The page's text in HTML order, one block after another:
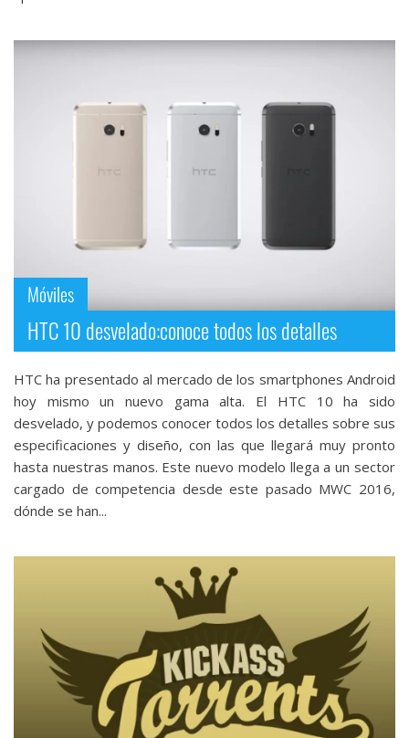
Móviles
HTC 10 desvelado:conoce todos los detalles
HTC ha presentado al mercado de los smartphones Android
hoy mismo un nuevo gama alta. El HTC 10 ha sido
desvelado, y podemos conocer todos los detalles sobre sus
especificaciones y diseño, con las que llegará muy pronto
hasta nuestras manos. Este nuevo modelo llega a un sector
cargado de competencia desde este pasado MWC 2016,
dónde se han...